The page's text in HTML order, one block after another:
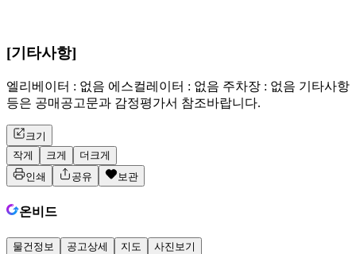
[기타사항]
엘리베이터 : 없음 에스컬레이터 : 없음 주차장 : 없음 기타사항
등은 공매공고문과 감정평가서 참조바랍니다.
크기
작게
크게
더크게
인쇄
공유 보관
온비드
물건정보 공고상세 지도 사진보기